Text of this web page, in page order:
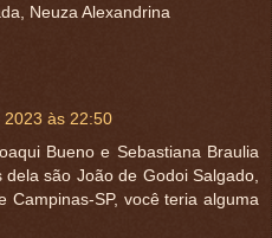
Neuza Alexandrina
às 22:50
Bueno e Sebastiana Braulia
são João de Godoi Salgado,
Campinas-SP, você teria alguma